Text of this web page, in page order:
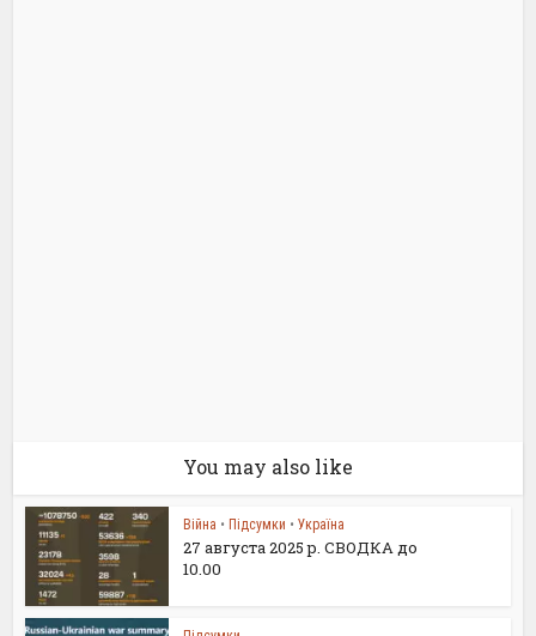
You may also like
Війна • Підсумки • Україна
27 августа 2025 р. СВОДКА до
10.00